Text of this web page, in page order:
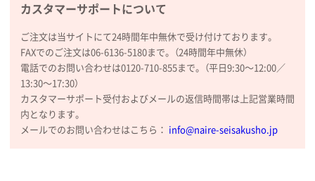
2026年01月09日 13:48
大阪府のお客様
厚手コットンマチ付トートL ナチュラル(A4対応)
200枚
2025年12月25日 13:33
いつもきちんとしてる。
カスタマーサポートについて
ご注文は当サイトにて24時間年中無休で受け付けております。
FAXでのご注文は06-6136-5180まで。（24時間年中無休）
電話でのお問い合わせは0120-710-855まで。（平日9:30〜12:00／
13:30〜17:30）
カスタマーサポート受付およびメールの返信時間帯は上記営業時間
内となります。
メールでのお問い合わせはこちら： info@naire-seisakusho.jp